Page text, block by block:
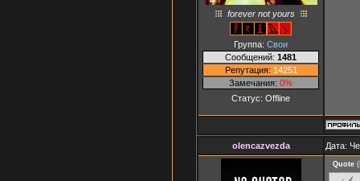
forever not yours
Группа: Свои
Сообщений: 1481
Репутация: 14251
Замечания: 0%
Статус: Offline
olencazvezda Дата:
Quote (